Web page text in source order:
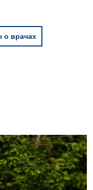
о врачах